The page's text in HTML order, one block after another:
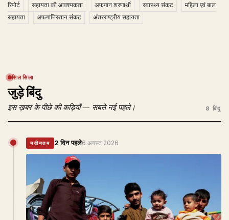
रिपोर्ट
सहायता की आवश्यकता अफगान शरणार्थी स्वास्थ्य संकट
महिला एवं बाल
सहायता
अफगानिस्तान संकट अंतरराष्ट्रीय सहायता
सिलसिला
जुड़े बिंदु
इस ख़बर के पीछे की कड़ियाँ — सबसे नई पहले। 8 बिंदु
नवीनतम 2 दिन पहले6 अगस्त 2026